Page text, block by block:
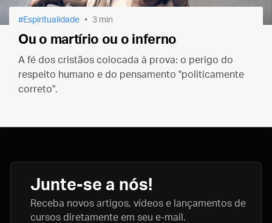
Espiritualidade 3 min
Ou o martírio ou o inferno
A fé dos cristãos colocada à prova: o perigo do
respeito humano e do pensamento "politicamente
correto".
Junte-se a nós!
Receba novos artigos, vídeos e lançamentos de
cursos diretamente em seu e-mail.